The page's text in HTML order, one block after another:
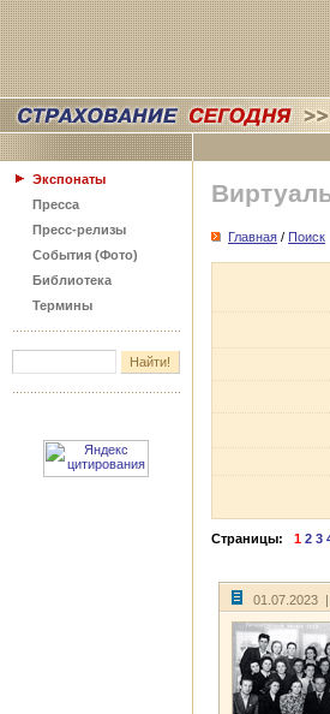
Экспонаты
Пресса
Пресс-релизы
События (Фото)
Библиотека
Термины
Главная / Поиск
Страницы: 1 2 3
01.07.2023